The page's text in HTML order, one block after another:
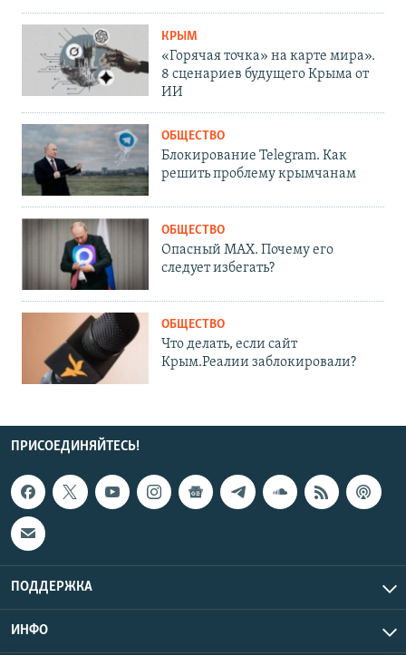
КРЫМ
«Горячая точка» на карте мира».
8 сценариев будущего Крыма от
ИИ
ОБЩЕСТВО
Блокирование Telegram. Как
решить проблему крымчанам
ОБЩЕСТВО
Опасный MAX. Почему его
следует избегать?
ОБЩЕСТВО
Что делать, если сайт
Крым.Реалии заблокировали?
ПРИСОЕДИНЯЙТЕСЬ!
ПОДДЕРЖКА
ИНФО